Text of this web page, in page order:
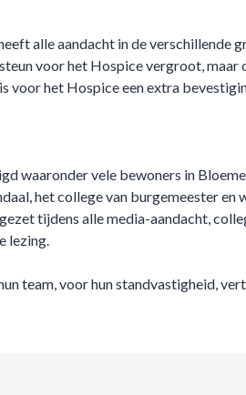
alle aandacht in de verschillende
voor het Hospice vergroot,
voor het Hospice een extra
waaronder vele bewoners in
het college van burgemeester en
tijdens alle media-aandacht,
lezing.
team, voor hun standvastigheid,